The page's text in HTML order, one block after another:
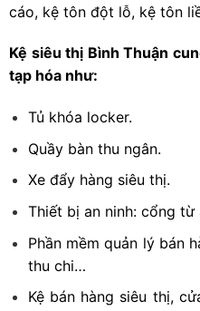
cáo, kệ tôn đột lỗ, kệ tôn
Kệ siêu thị Bình Thuận
tạp hóa như:
Tủ khóa locker.
Quầy bàn thu ngân.
Xe đẩy hàng siêu thị.
Thiết bị an ninh: cổng
Phần mềm quản lý bán
thu chi…
Kệ bán hàng siêu thị,